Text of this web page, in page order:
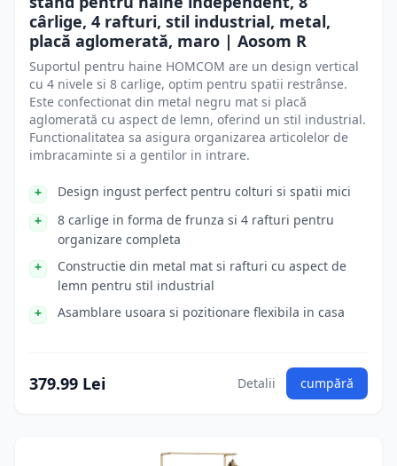
cârlige, 4 rafturi, stil industrial, metal,
placă aglomerată, maro | Aosom R
Suportul pentru haine HOMCOM are un design vertical
cu 4 nivele si 8 carlige, optim pentru spatii restrânse.
Este confectionat din metal negru mat si placă
aglomerată cu aspect de lemn, oferind un stil industrial.
Functionalitatea sa asigura organizarea articolelor de
imbracaminte si a gentilor in intrare.
Design ingust perfect pentru colturi si spatii mici
8 carlige in forma de frunza si 4 rafturi pentru
organizare completa
Constructie din metal mat si rafturi cu aspect de
lemn pentru stil industrial
Asamblare usoara si pozitionare flexibila in casa
379.99 Lei Detalii cumpără